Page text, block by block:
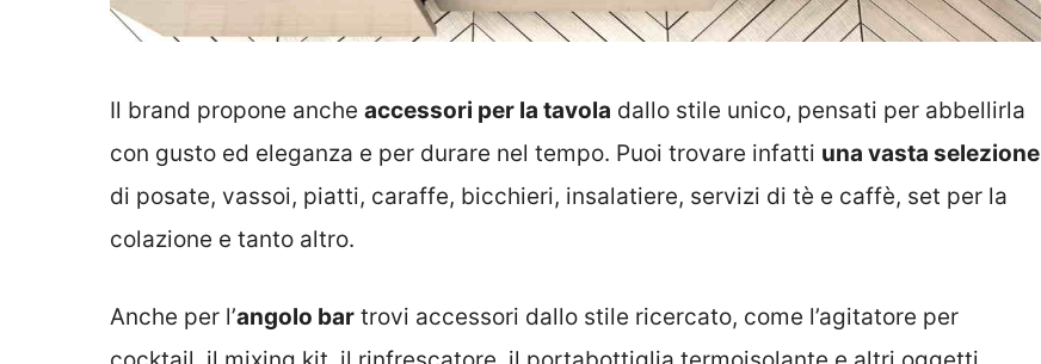
Il brand propone anche accessori per la tavola dallo stile unico, pensati per abbellirla
con gusto ed eleganza e per durare nel tempo. Puoi trovare infatti una vasta selezione
di posate, vassoi, piatti, caraffe, bicchieri, insalatiere, servizi di tè e caffè, set per la
colazione e tanto altro.
Anche per l’angolo bar trovi accessori dallo stile ricercato, come l’agitatore per